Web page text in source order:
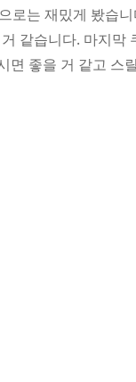
로는 재밌게 봤습
같습니다. 마지막
면 좋을 거 같고 스